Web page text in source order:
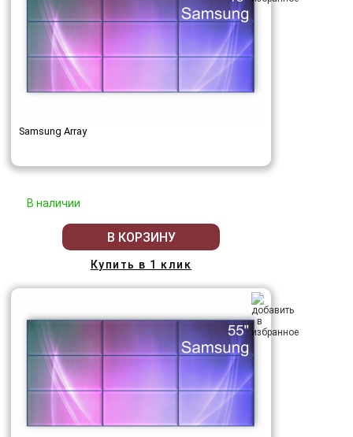
Samsung Array
В наличии
В КОРЗИНУ
Купить в 1 клик